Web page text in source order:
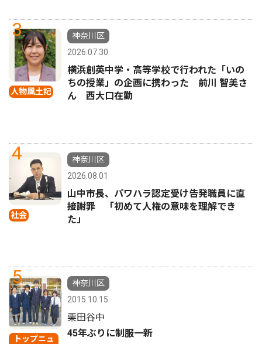
3
人物風土記
神奈川区
2026.07.30
横浜創英中学・高等学校で行われた「いの
ちの授業」の企画に携わった 前川 智美さ
ん 西大口在勤
4
社会
神奈川区
2026.08.01
山中市長、パワハラ認定受け告発職員に直
接謝罪 「初めて人権の意味を理解でき
た」
5
トップニュ
神奈川区
2015.10.15
栗田谷中
45年ぶりに制服一新